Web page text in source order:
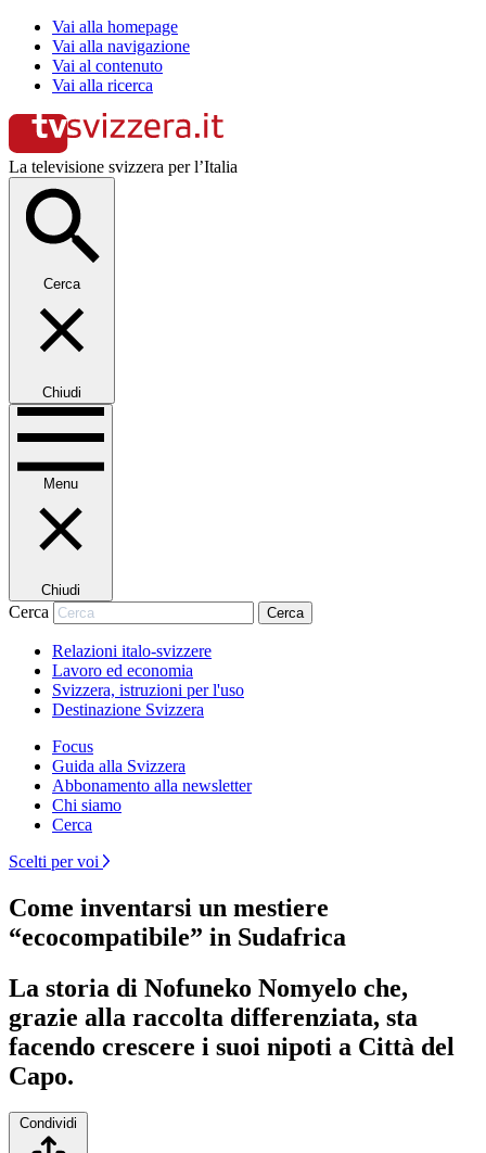
Vai alla homepage
Vai alla navigazione
Vai al contenuto
Vai alla ricerca
La televisione svizzera per l’Italia
Cerca
Chiudi
Menu
Chiudi
Cerca Cerca
Relazioni italo-svizzere
Lavoro ed economia
Svizzera, istruzioni per l'uso
Destinazione Svizzera
Focus
Guida alla Svizzera
Abbonamento alla newsletter
Chi siamo
Cerca
Scelti per voi
Come inventarsi un mestiere
“ecocompatibile” in Sudafrica
La storia di Nofuneko Nomyelo che,
grazie alla raccolta differenziata, sta
facendo crescere i suoi nipoti a Città del
Capo.
Condividi